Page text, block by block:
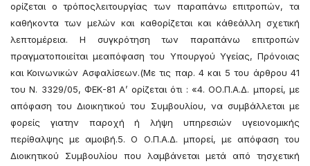
ορίζεται ο τρόποςλειτουργίας των παραπάνω επιτροπών, τα
καθήκοντα των μελών και καθορίζεται και κάθεάλλη σχετική
λεπτομέρεια. Η συγκρότηση των παραπάνω επιτροπών
πραγματοποιείται μεαπόφαση του Υπουργού Υγείας, Πρόνοιας
και Κοινωνικών Ασφαλίσεων.(Με τις παρ. 4 και 5 του άρθρου 41
του Ν. 3329/05, ΦΕΚ-81 Α’ ορίζεται ότι : «4. ΟΟ.Π.Α.Δ. μπορεί, με
απόφαση του Διοικητικού του Συμβουλίου, να συμβάλλεται με
φορείς γιατην παροχή ή λήψη υπηρεσιών υγειονομικής
περίθαλψης με αμοιβή.5. Ο Ο.Π.Α.Δ. μπορεί, με απόφαση του
Διοικητικού Συμβουλίου που λαμβάνεται μετά από τησχετική